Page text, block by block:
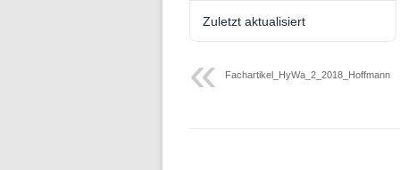
Folge 9 – Internationale Kommission
zum Schutz des Rheins
Zuletzt aktualisiert
Fachartikel_HyWa_2_2018_Hoffmann